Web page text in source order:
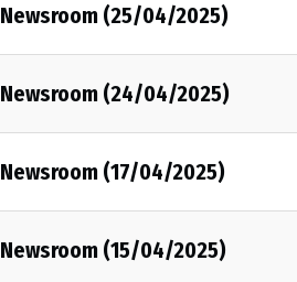
Newsroom (25/04/2025)
Newsroom (24/04/2025)
Newsroom (17/04/2025)
Newsroom (15/04/2025)